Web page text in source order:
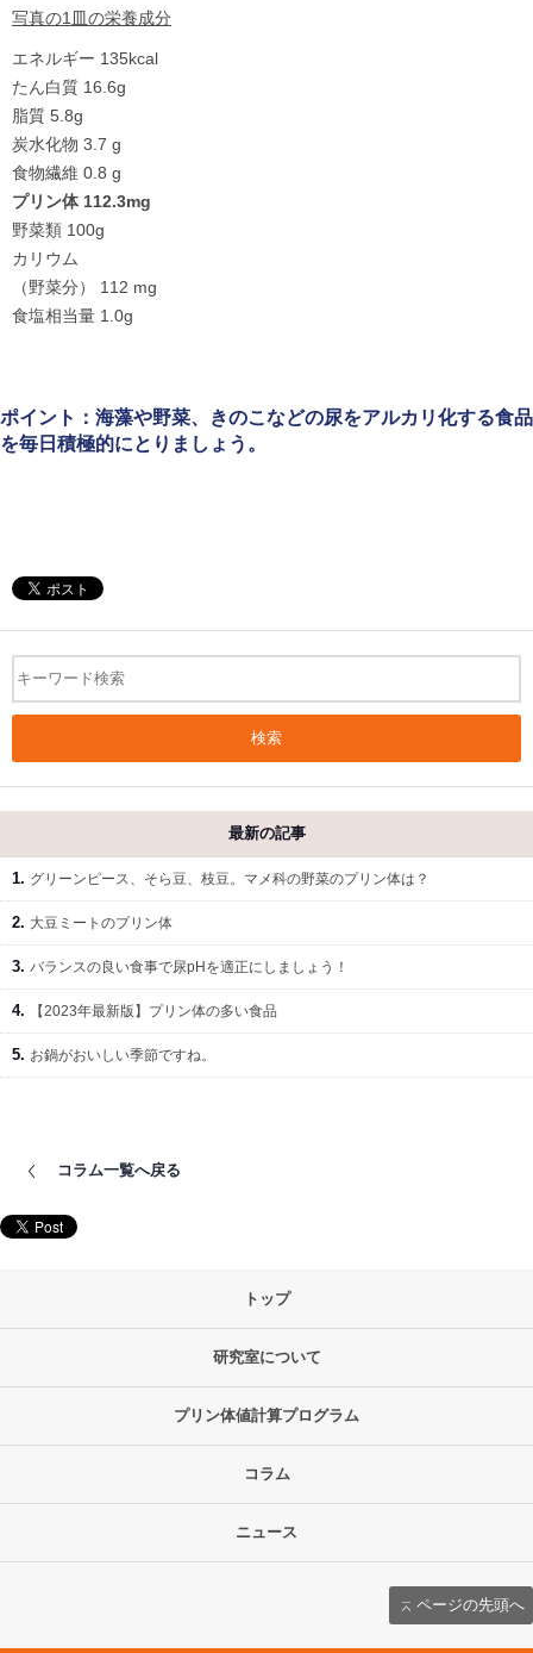
写真の1皿の栄養成分
エネルギー 135kcal
たん白質 16.6g
脂質 5.8g
炭水化物 3.7 g
食物繊維 0.8 g
プリン体 112.3mg
野菜類 100g
カリウム
（野菜分） 112 mg
食塩相当量 1.0g
ポイント：海藻や野菜、きのこなどの尿をアルカリ化する食品
を毎日積極的にとりましょう。
検索
最新の記事
グリーンピース、そら豆、枝豆。マメ科の野菜のプリン体は？
大豆ミートのプリン体
バランスの良い食事で尿pHを適正にしましょう！
【2023年最新版】プリン体の多い食品
お鍋がおいしい季節ですね。
コラム一覧へ戻る
トップ
研究室について
プリン体値計算プログラム
コラム
ニュース
ページの先頭へ